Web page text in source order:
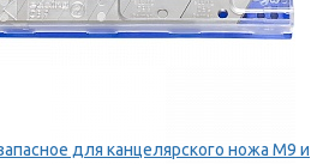
для канцелярского ножа M9 и